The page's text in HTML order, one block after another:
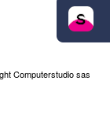
Computerstudio sas